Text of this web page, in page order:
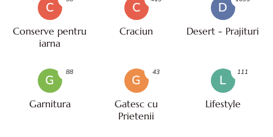
C
Conserve pentru
iarna
C
Craciun
D
Desert - Prajituri
G
Garnitura
88
G
Gatesc cu
Prietenii
43
L
Lifestyle
111